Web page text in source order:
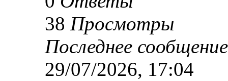
38 Просмотры
Последнее
29/07/2026, 17:04